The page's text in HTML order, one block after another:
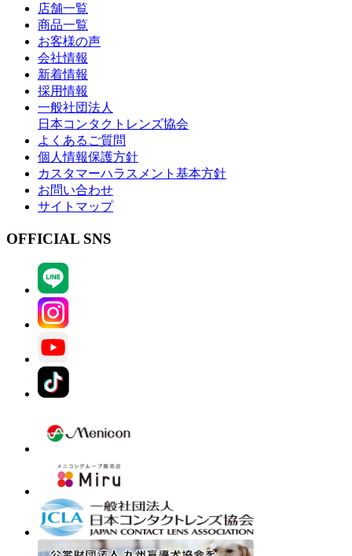
店舗一覧
商品一覧
お客様の声
会社情報
新着情報
採用情報
一般社団法人
日本コンタクトレンズ協会
よくあるご質問
個人情報保護方針
カスタマーハラスメント基本方針
お問い合わせ
サイトマップ
OFFICIAL SNS